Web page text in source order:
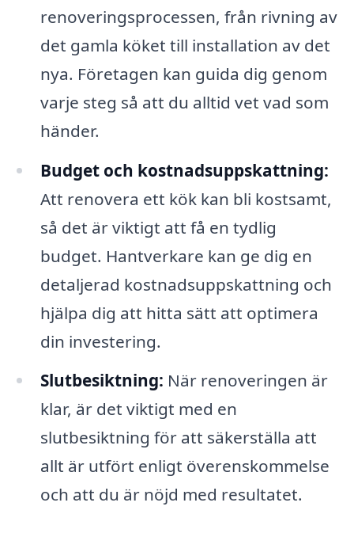
renoveringsprocessen, från rivning av
det gamla köket till installation av det
nya. Företagen kan guida dig genom
varje steg så att du alltid vet vad som
händer.
Budget och kostnadsuppskattning:
Att renovera ett kök kan bli kostsamt,
så det är viktigt att få en tydlig
budget. Hantverkare kan ge dig en
detaljerad kostnadsuppskattning och
hjälpa dig att hitta sätt att optimera
din investering.
Slutbesiktning: När renoveringen är
klar, är det viktigt med en
slutbesiktning för att säkerställa att
allt är utfört enligt överenskommelse
och att du är nöjd med resultatet.